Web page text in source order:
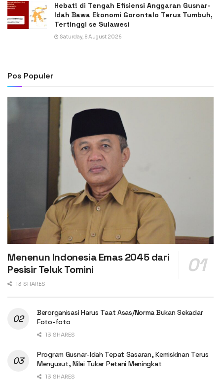
Hebat! di Tengah Efisiensi Anggaran Gusnar-
Idah Bawa Ekonomi Gorontalo Terus Tumbuh,
Tertinggi se Sulawesi
Saturday, 8 August 2026
Pos Populer
Menenun Indonesia Emas 2045 dari
Pesisir Teluk Tomini
13 SHARES
Berorganisasi Harus Taat Asas/Norma Bukan Sekadar
Foto-foto
13 SHARES
Program Gusnar-Idah Tepat Sasaran, Kemiskinan Terus
Menyusut, Nilai Tukar Petani Meningkat
13 SHARES